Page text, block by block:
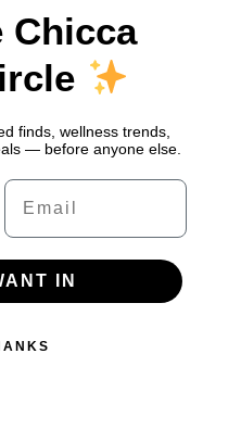
Chicca
finds, wellness trends,
— before anyone else.
Email
IN